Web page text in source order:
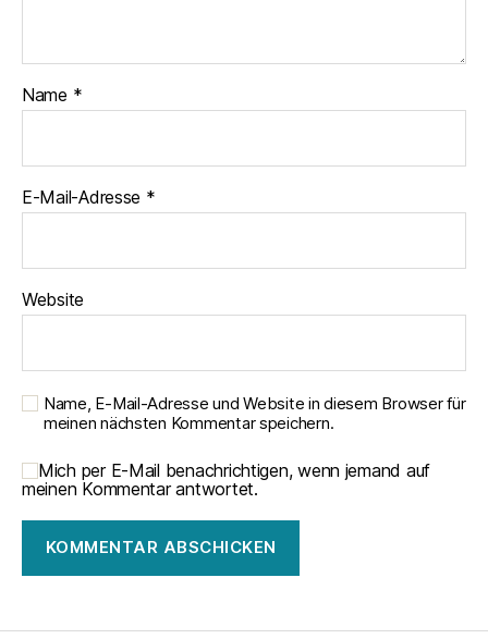
Name *
E-Mail-Adresse *
Website
Name, E-Mail-Adresse und Website in diesem Browser für
meinen nächsten Kommentar speichern.
Mich per E-Mail benachrichtigen, wenn jemand auf
meinen Kommentar antwortet.